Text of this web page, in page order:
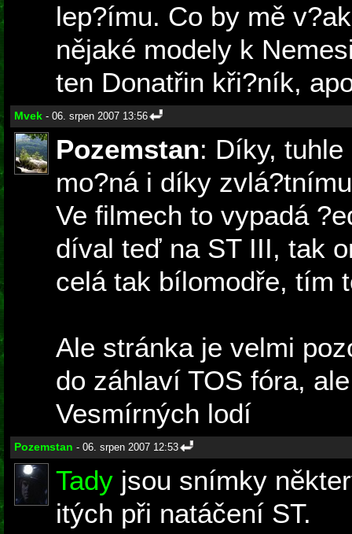
lep?ímu. Co by mě
nějaké modely k
ten Donatřin kři?ník,
Mvek - 06. srpen 2007 13:56
Pozemstan: Díky,
mo?ná i díky
Ve filmech to vypadá
díval teď na ST III, tak
celá tak bílomodře, tím
Ale stránka je velmi
do záhlaví TOS fóra,
Vesmírných lodí
Pozemstan - 06. srpen 2007 12:53
Tady jsou snímky
itých při natáčení ST.